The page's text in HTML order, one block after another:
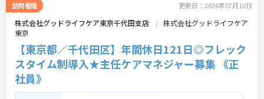
訪問看護 更新日：2026年07月10日
株式会社グッドライフケア東京千代田支店
株式会社グッドライフケア
東京
【東京都／千代田区】年間休日121日◎フレック
スタイム制導入★主任ケアマネジャー募集 《正
社員》